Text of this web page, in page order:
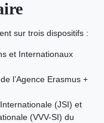
sur trois dispositifs :
et Internationaux
l’Agence Erasmus +
(JSI) et
(VVV-SI) du